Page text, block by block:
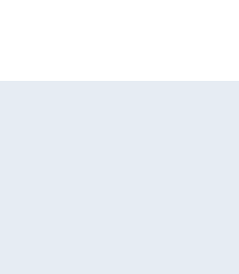
TRAY DENESTER